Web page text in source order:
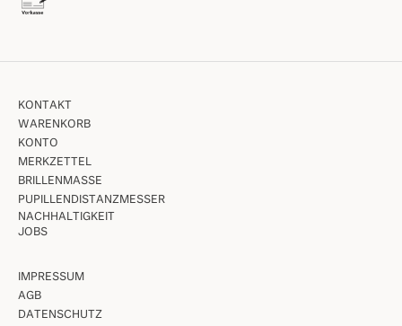
KONTAKT
WARENKORB
KONTO
MERKZETTEL
BRILLENMASSE
PUPILLENDISTANZMESSER
NACHHALTIGKEIT
JOBS
IMPRESSUM
AGB
DATENSCHUTZ